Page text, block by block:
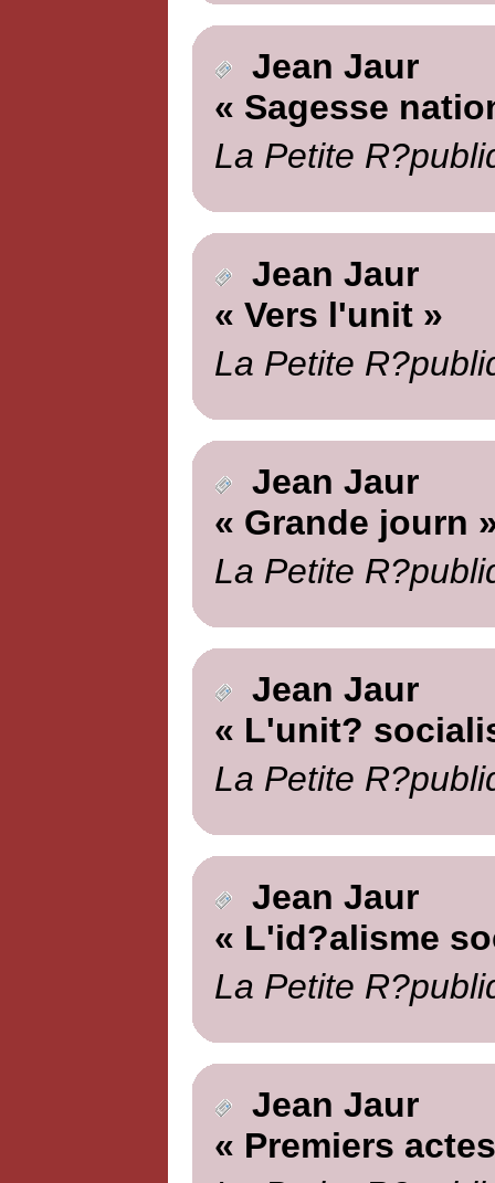
Jean Jaur
« Sagesse
La Petite
Jean Jaur
« Vers l'unit »
La Petite
Jean Jaur
« Grande journ
La Petite
Jean Jaur
« L'unit?
La Petite
Jean Jaur
« L'id?alisme
La Petite
Jean Jaur
« Premiers